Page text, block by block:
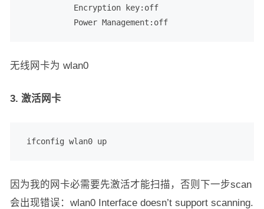
Encryption key:off
Power Management:off
无线网卡为 wlan0
3. 激活网卡
ifconfig wlan0 up
因为我的网卡必需要先激活才能扫描，否则下一步scan
会出现错误：wlan0 Interface doesn’t support scanning.